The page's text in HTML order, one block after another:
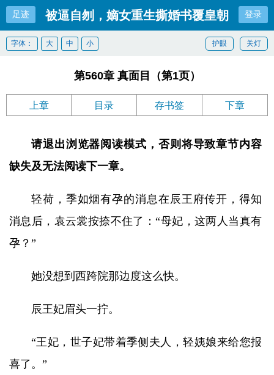
足迹 被逼自刎，嫡女重生撕婚书覆皇朝 登录
关灯
护眼
字体： 大 中 小
第560章 真面目（第1页）
上章 目录 存书签 下章
请退出浏览器阅读模式，否则将导致章节内容
缺失及无法阅读下一章。
轻荷，季如烟有孕的消息在辰王府传开，得知
消息后，袁云裳按捺不住了：“母妃，这两人当真有
孕？”
她没想到西跨院那边度这么快。
辰王妃眉头一拧。
“王妃，世子妃带着季侧夫人，轻姨娘来给您报
喜了。”